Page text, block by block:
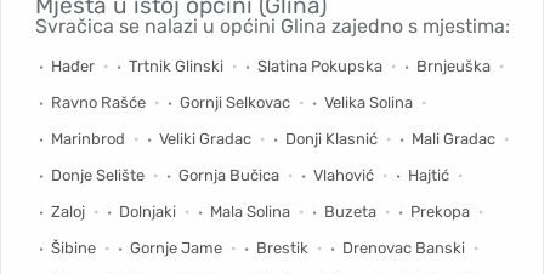
Svračica se nalazi u općini Glina zajedno s mjestima:
Hađer Trtnik Glinski Slatina Pokupska
Brnjeuška
Ravno Rašće
Gornji Selkovac
Velika Solina
Marinbrod
Veliki Gradac Donji Klasnić
Mali Gradac
Donje Selište
Gornja Bučica Vlahović
Hajtić
Zaloj
Dolnjaki Mala Solina Buzeta
Prekopa
Šibine
Gornje Jame Brestik
Drenovac Banski